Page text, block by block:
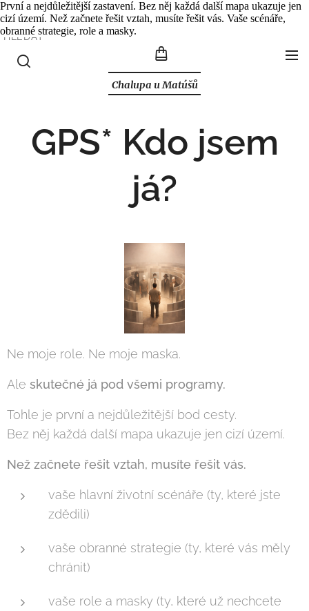
První a nejdůležitější zastavení. Bez něj každá další mapa ukazuje jen
cizí území. Než začnete řešit vztah, musíte řešit vás. Vaše scénáře,
obranné strategie, role a masky.
Chalupa u Matúšů
HLEDAT
GPS* Kdo jsem
já?
Ne moje role. Ne moje maska.
Ale skutečné já pod všemi programy.
Tohle je první a nejdůležitější bod cesty.
Bez něj každá další mapa ukazuje jen cizí území.
Než začnete řešit vztah, musíte řešit vás.
vaše hlavní životní scénáře (ty, které jste
zdědili)
vaše obranné strategie (ty, které vás měly
chránit)
vaše role a masky (ty, které už nechcete